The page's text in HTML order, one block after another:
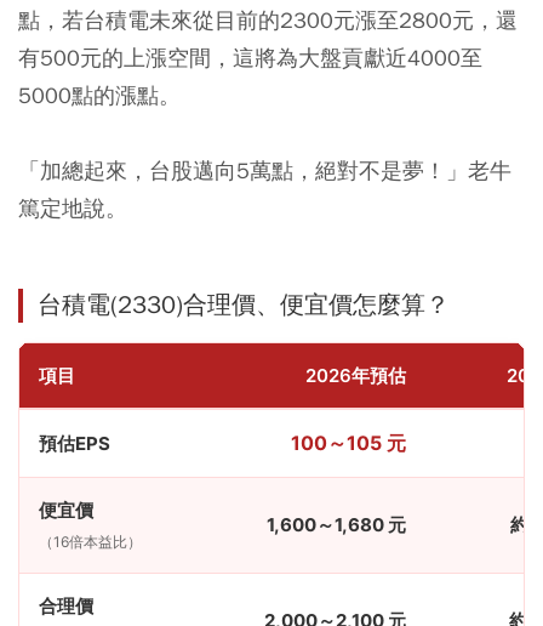
點，若台積電未來從目前的2300元漲至2800元，還
有500元的上漲空間，這將為大盤貢獻近4000至
5000點的漲點。
「加總起來，台股邁向5萬點，絕對不是夢！」老牛
篤定地說。
台積電(2330)合理價、便宜價怎麼算？
項目 2026年預估
預估EPS 100～105 元
便宜價
（16倍本益比）
1,600～1,680 元 約
合理價
2,000～2,100 元 約